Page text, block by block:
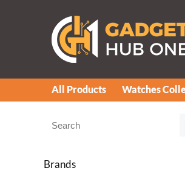
All Products Watches
Brands